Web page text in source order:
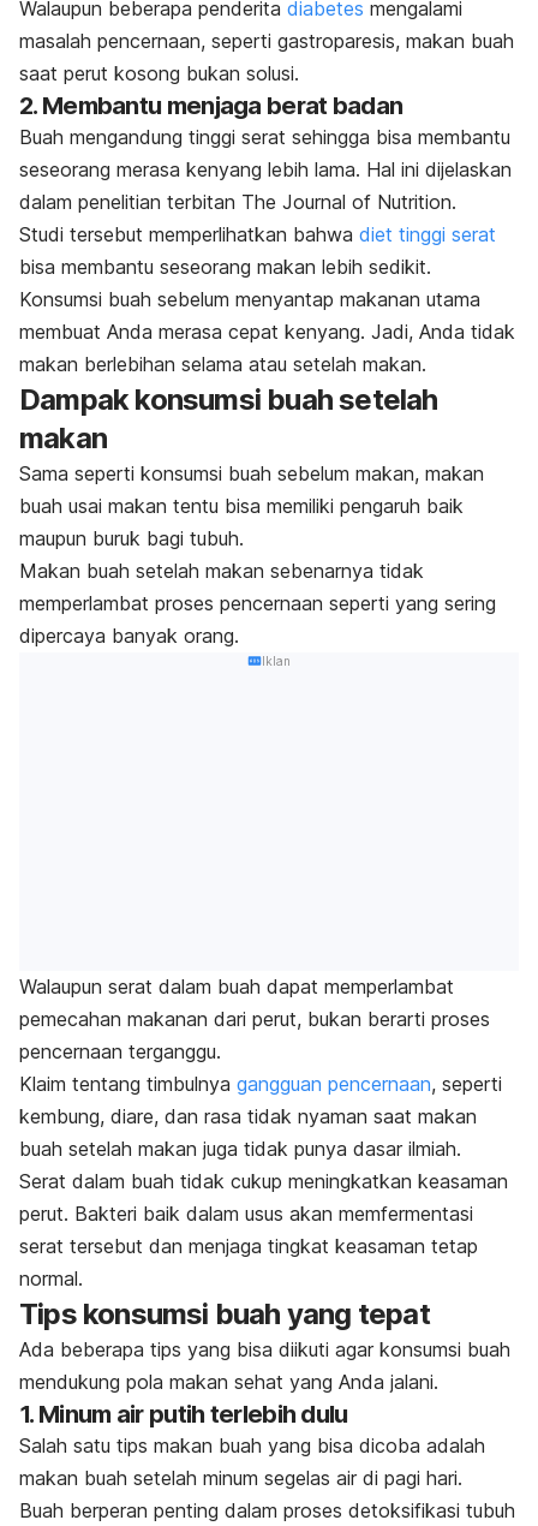
Walaupun beberapa penderita diabetes mengalami
masalah pencernaan, seperti gastroparesis, makan buah
saat perut kosong bukan solusi.
2. Membantu menjaga berat badan
Buah mengandung tinggi serat sehingga bisa membantu
seseorang merasa kenyang lebih lama. Hal ini dijelaskan
dalam penelitian terbitan The Journal of Nutrition.
Studi tersebut memperlihatkan bahwa diet tinggi serat
bisa membantu seseorang makan lebih sedikit.
Konsumsi buah sebelum menyantap makanan utama
membuat Anda merasa cepat kenyang. Jadi, Anda tidak
makan berlebihan selama atau setelah makan.
Dampak konsumsi buah setelah
makan
Sama seperti konsumsi buah sebelum makan, makan
buah usai makan tentu bisa memiliki pengaruh baik
maupun buruk bagi tubuh.
Makan buah setelah makan sebenarnya tidak
memperlambat proses pencernaan seperti yang sering
dipercaya banyak orang.
Iklan
Walaupun serat dalam buah dapat memperlambat
pemecahan makanan dari perut, bukan berarti proses
pencernaan terganggu.
Klaim tentang timbulnya gangguan pencernaan, seperti
kembung, diare, dan rasa tidak nyaman saat makan
buah setelah makan juga tidak punya dasar ilmiah.
Serat dalam buah tidak cukup meningkatkan keasaman
perut. Bakteri baik dalam usus akan memfermentasi
serat tersebut dan menjaga tingkat keasaman tetap
normal.
Tips konsumsi buah yang tepat
Ada beberapa tips yang bisa diikuti agar konsumsi buah
mendukung pola makan sehat yang Anda jalani.
1. Minum air putih terlebih dulu
Salah satu tips makan buah yang bisa dicoba adalah
makan buah setelah minum segelas air di pagi hari.
Buah berperan penting dalam proses detoksifikasi tubuh